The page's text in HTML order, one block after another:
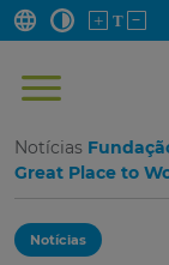
Notícias
Great Place to
Notícias